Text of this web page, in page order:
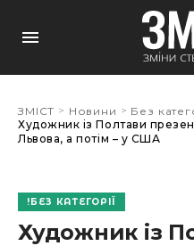
ЗМІСТ > Новини > Без
Художник із Полтави
Львова, а потім – у США
БЕЗ КАТЕГОРІЇ
Художник із